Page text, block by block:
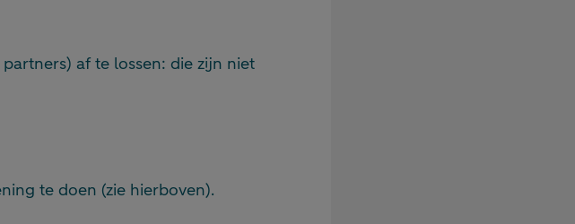
af te lossen: die zijn niet
te doen (zie hierboven).